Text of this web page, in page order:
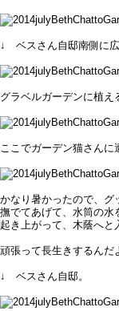
↓ ベスさん自邸南側に広
グラベルガーデンに植え
ここでガーデン猫さんに
かなり暑かったので、グ
撫でてあげて、水筒の水
起き上がって、木蔭へと
頑張って長生きするんだ
↓ ベスさん自邸。